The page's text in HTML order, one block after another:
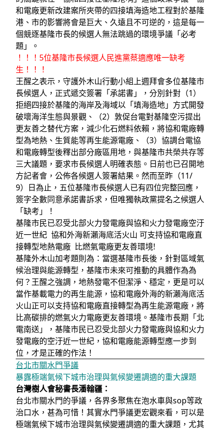
和電廠更新改建案所夾帶的四接填海造地工程對於基隆
港、市的影響將會是巨大、久遠且不可逆的，這是每一
個競逐基隆市長的候選人無法跳過的環境爭議「必考
題」。
！！！5位基隆市長候選人民進黨蔡適應唯一缺考
生！！！
王醒之表示，守護外木山行動小組上週拜會多位基隆市
長候選人，正式遞交簽署「承諾書」，分別針對（1）
拒絕四接於基隆的海岸及海域以「填海造地」方式開發
破壞海洋生態與景觀、（2）敦促台電對基隆空污提出
更友善之替代方案，減少化石燃料依賴，將協和電廠轉
型為地熱、生質能等再生能源電廠、（3）協調台電協
和電廠轉型後釋出部分廠區用地，與基隆市共榮共存等
三大議題，要求市長候選人明確表態。日前也已召開地
方記者會，公佈各候選人簽署結果。然而至昨（11/
9）日為止，五位基隆市長候選人已有四位完整回應，
簽字全數同意承諾書訴求，但唯獨執政黨提名之候選人
「缺考」！
基隆市民已忍受北部火力發電廠與協和火力發電廠空汙
近一世紀 協和外海新瀨海底活火山 可支持協和電廠直
接轉型地熱電廠 比燃氣電廠更友善環境!
基隆外木山加考題則為：當選基隆市長後，針對區域氣
候治理與能源轉型，基隆市未來可推動的具體作為為
何？王醒之強調，地熱發電不但潔淨、穩定，更是可以
當作基載電力的再生能源，協和電廠外海的新瀨海底活
火山正可以支持協和電廠直接轉型為再生能源電廠，將
比高碳排的燃氣火力電廠更友善環境。基隆市長期「北
電南送」，基隆市民已忍受北部火力發電廠與協和火力
發電廠的空汙近一世紀，協和電廠能源轉型應一步到
位，才是正確的作法！
台北市關水門爭議
暴露極端氣候下城市治理與氣候變遷調適的重大課題
台灣樹人會秘書長潘翰疆：
台北市關水門的爭議，各界多聚焦在泡水車與sop等政
治口水，甚為可惜！其實水門爭議更宏觀來看，可以是
極端氣候下城市治理與氣候變遷調適的重大課題，尤其